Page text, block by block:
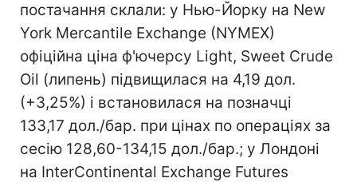
постачання склали: у Нью-Йорку на New
York Mercantile Exchange (NYMEX)
офіційна ціна ф'ючерсу Light, Sweet Crude
Oil (липень) підвищилася на 4,19 дол.
(+3,25%) і встановилася на позначці
133,17 дол./бар. при цінах по операціях за
сесію 128,60-134,15 дол./бар.; у Лондоні
на InterContinental Exchange Futures